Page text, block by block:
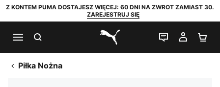
Z KONTEM PUMA DOSTAJESZ WIĘCEJ: 60 DNI NA ZWROT ZAMIAST 30.
ZAREJESTRUJ SIĘ
PUMA.com
CZAT NA
MOJE
Piłka Nożna